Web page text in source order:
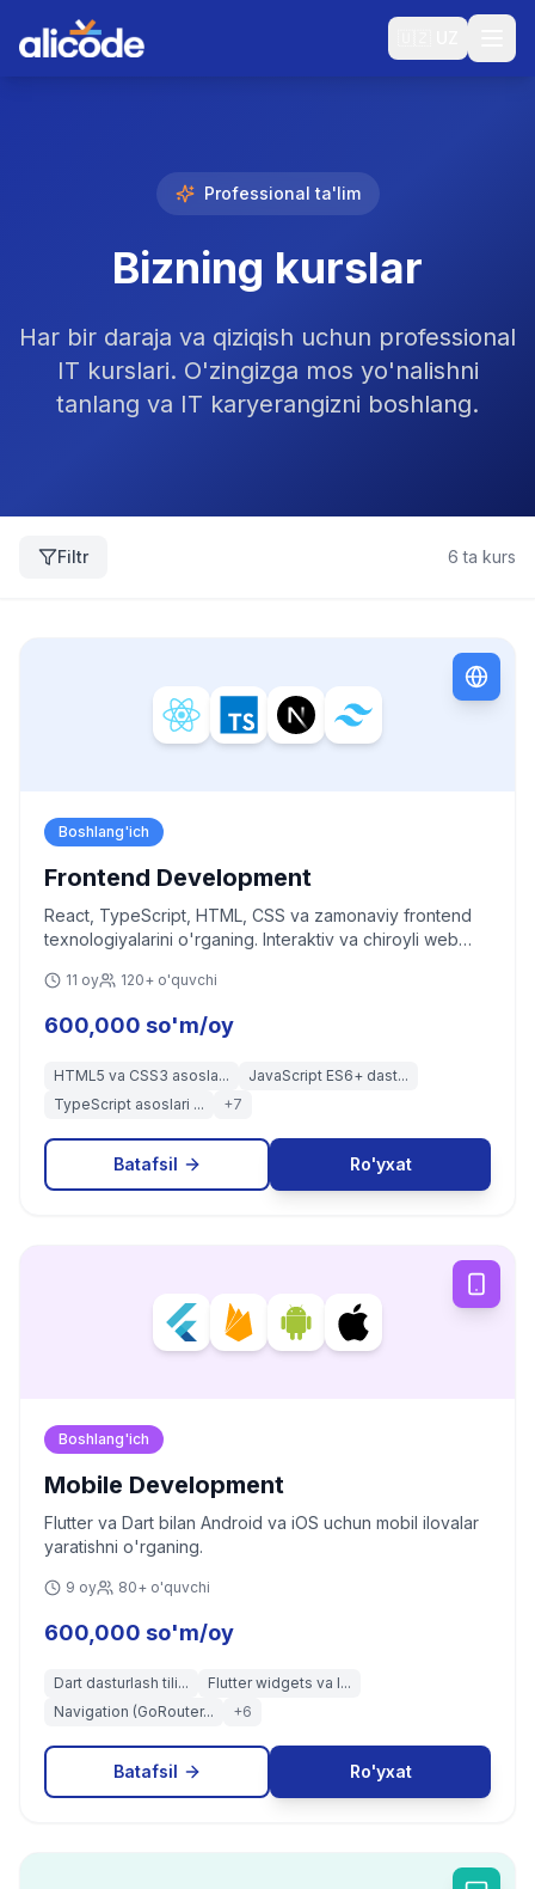
Professional ta'lim
Bizning kurslar
Har bir daraja va qiziqish uchun professional
IT kurslari. O'zingizga mos yo'nalishni
tanlang va IT karyerangizni boshlang.
Filtr 6 ta kurs
Boshlang'ich
Frontend Development
React, TypeScript, HTML, CSS va zamonaviy frontend
texnologiyalarini o'rganing. Interaktiv va chiroyli web
11 oy 120+ o'quvchi
600,000 so'm/oy
HTML5 va CSS3 asosla...
JavaScript ES6+ dast...
TypeScript asoslari ...
+7
Batafsil Ro'yxat
Boshlang'ich
Mobile Development
Flutter va Dart bilan Android va iOS uchun mobil ilovalar
yaratishni o'rganing.
9 oy 80+ o'quvchi
600,000 so'm/oy
Dart dasturlash tili...
Flutter widgets va l...
Navigation (GoRouter...
+6
Batafsil Ro'yxat